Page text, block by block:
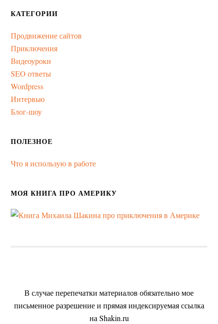
КАТЕГОРИИ
Продвижение сайтов
Приключения
Видеоуроки
SEO ответы
Wordpress
Интервью
Блог-шоу
ПОЛЕЗНОЕ
Что я использую в работе
МОЯ КНИГА ПРО АМЕРИКУ
В случае перепечатки материалов обязательно мое
письменное разрешение и прямая индексируемая ссылка
на Shakin.ru